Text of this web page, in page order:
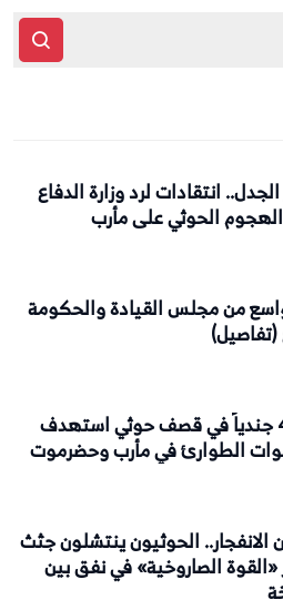
الجدل.. انتقادات لرد وزارة الدفاع
الحوثي على مأرب
من مجلس القيادة والحكومة
(تفاصيل)
استشهاد 45 جندياً في قصف حوثي استهدف
الطوارئ في مأرب وحضرموت
الحوثيون ينتشلون جثث
«القوة الصاروخية» في نفق بين